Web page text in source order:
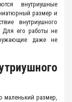
внутриушные
размер и
внутриушного
Для его работы не
даже не
маленький размер,